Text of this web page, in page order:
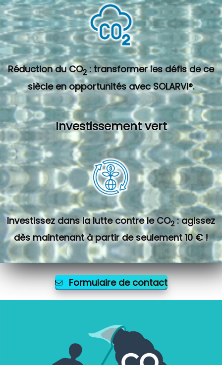
Réduction du CO2 : transformer les défis de ce
siècle en opportunités avec SOLARVI®.
Investissement vert
Investissez dans la lutte contre le CO2 : agissez
dès maintenant à partir de seulement 10 € !
Formulaire de contact